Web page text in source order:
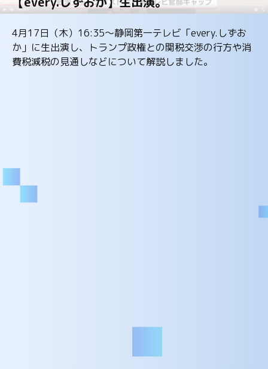
4月17日（木）16:35～静岡第一テレビ「every.しずお
か」に生出演し、トランプ政権との関税交渉の行方や消
費税減税の見通しなどについて解説しました。